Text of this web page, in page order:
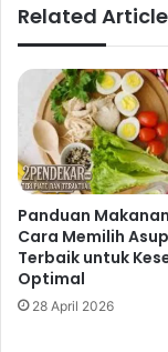
Related
Panduan
Cara Memilih
Terbaik untuk
Optimal
28 April 2026